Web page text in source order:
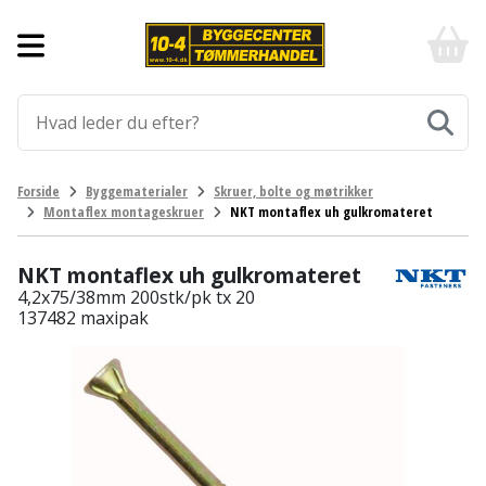
Aluprofiler
Armering
Asfalt
Befæstigelse
Bordplade
Byggeplader
Bygningsbeslag
Gulve
Fliser
og
klinker
Gulvtilbehør
Gulvvarme
Værktøj
Afmærkning
Arbejdsbuk
Arbejdsvogn
Bærehåndtag
Båndstrammer
Elværktøj
Afkortersav
Afstandsmåler
Arbejdsbord
Arbejdslamper
Havemaskiner
Brændekløver
Buskrydder
-
billigt
og
-
Klik
og
Forside Byggematerialer
Skruer, bolte og møtrikker
Montaflex montageskruer
NKT montaflex uh gulkromateret
NKT montaflex uh gulkromateret
4,2x75/38mm 200stk/pk tx 20
137482 maxipak